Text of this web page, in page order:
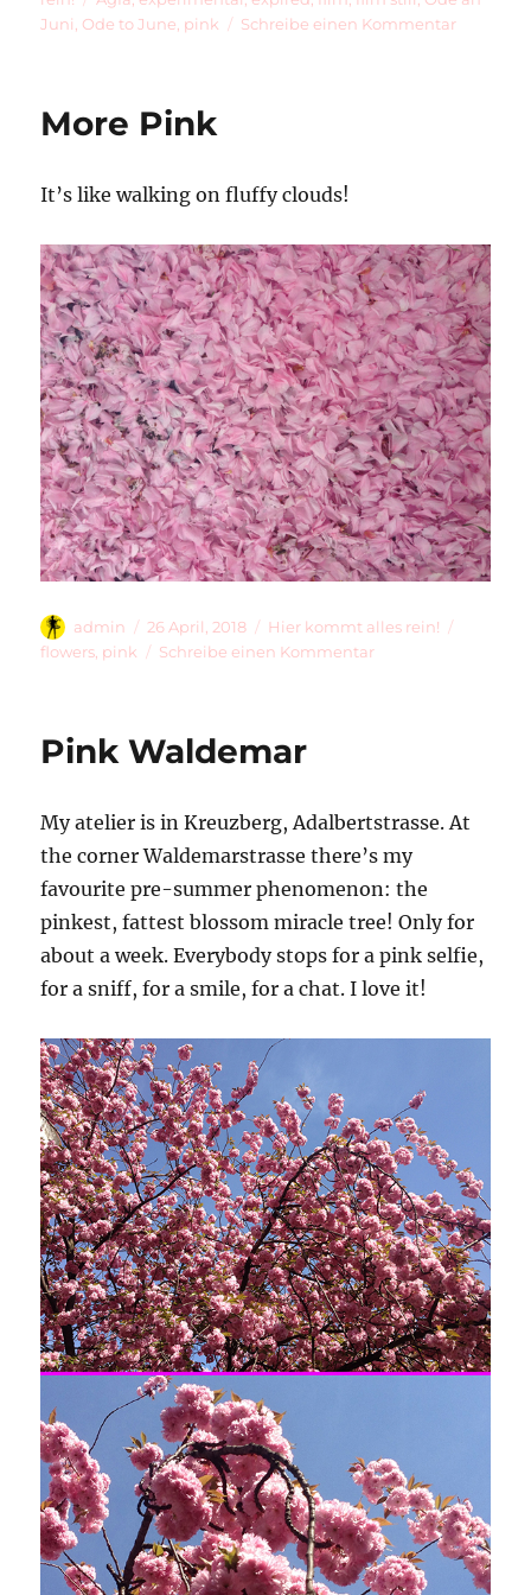
Juni Ode to June pink Schreibe einen Kommentarzu
More Pink
It’s like walking on fluffy clouds!
Autor
admin
Veröffentlicht
am
26 April, 2018 Kategorien
Hier kommt alles rein!
flowers pink Schreibe einen Kommentarzu
Pink Waldemar
My atelier is in Kreuzberg, Adalbertstrasse. At
the corner Waldemarstrasse there’s my
favourite pre-summer phenomenon: the
pinkest, fattest blossom miracle tree! Only for
about a week. Everybody stops for a pink selfie,
for a sniff, for a smile, for a chat. I love it!